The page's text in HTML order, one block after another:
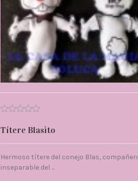
Títere Blasito
Hermoso títere del conejo Blas,
inseparable del ...